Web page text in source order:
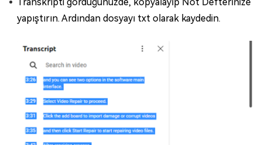
yapıştırın. Ardından dosyayı txt olarak kaydedin.